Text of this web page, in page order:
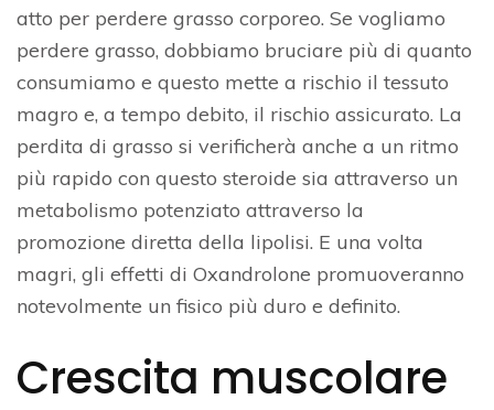
atto per perdere grasso corporeo. Se vogliamo
perdere grasso, dobbiamo bruciare più di quanto
consumiamo e questo mette a rischio il tessuto
magro e, a tempo debito, il rischio assicurato. La
perdita di grasso si verificherà anche a un ritmo
più rapido con questo steroide sia attraverso un
metabolismo potenziato attraverso la
promozione diretta della lipolisi. E una volta
magri, gli effetti di Oxandrolone promuoveranno
notevolmente un fisico più duro e definito.
Crescita muscolare